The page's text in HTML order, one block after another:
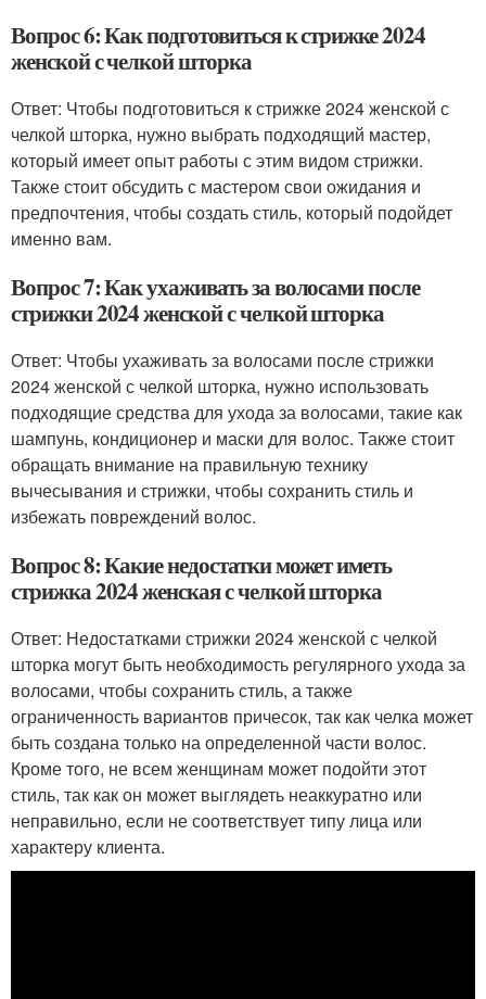
Вопрос 6: Как подготовиться к стрижке 2024
женской с челкой шторка
Ответ: Чтобы подготовиться к стрижке 2024 женской с
челкой шторка, нужно выбрать подходящий мастер,
который имеет опыт работы с этим видом стрижки.
Также стоит обсудить с мастером свои ожидания и
предпочтения, чтобы создать стиль, который подойдет
именно вам.
Вопрос 7: Как ухаживать за волосами после
стрижки 2024 женской с челкой шторка
Ответ: Чтобы ухаживать за волосами после стрижки
2024 женской с челкой шторка, нужно использовать
подходящие средства для ухода за волосами, такие как
шампунь, кондиционер и маски для волос. Также стоит
обращать внимание на правильную технику
вычесывания и стрижки, чтобы сохранить стиль и
избежать повреждений волос.
Вопрос 8: Какие недостатки может иметь
стрижка 2024 женская с челкой шторка
Ответ: Недостатками стрижки 2024 женской с челкой
шторка могут быть необходимость регулярного ухода за
волосами, чтобы сохранить стиль, а также
ограниченность вариантов причесок, так как челка может
быть создана только на определенной части волос.
Кроме того, не всем женщинам может подойти этот
стиль, так как он может выглядеть неаккуратно или
неправильно, если не соответствует типу лица или
характеру клиента.